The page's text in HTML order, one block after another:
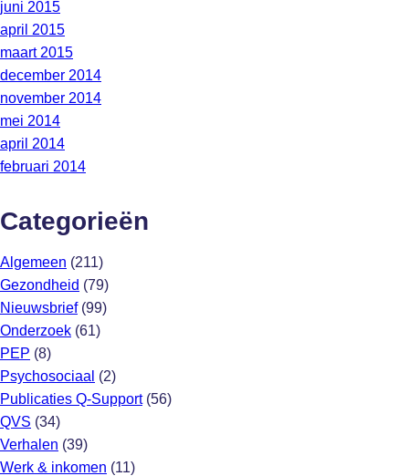
juni 2015
april 2015
maart 2015
december 2014
november 2014
mei 2014
april 2014
februari 2014
Categorieën
Algemeen (211)
Gezondheid (79)
Nieuwsbrief(99)
Onderzoek (61)
PEP (8)
Psychosociaal (2)
Publicaties Q-Support(56)
QVS (34)
Verhalen (39)
Werk & inkomen (11)